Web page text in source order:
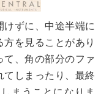
ずに、中途半端に
を見ることがあり
て、角の部分のファ
てしまったり、最終
まうことになりま